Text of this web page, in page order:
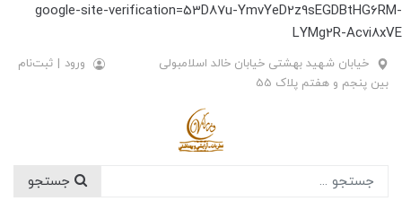
google-site-verification=53D87u-YmvYeD2z9sEGDBtHG6RM-
LYMg2R-Acvi8xVE
خیابان شهید بهشتی خیابان خالد اسلامبولی
بین پنجم و هفتم پلاک 55
ورود | ثبت‌نام